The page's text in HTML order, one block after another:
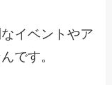
イベントやア
です。